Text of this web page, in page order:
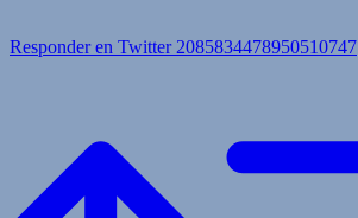
Responder en Twitter 2085834478950510747